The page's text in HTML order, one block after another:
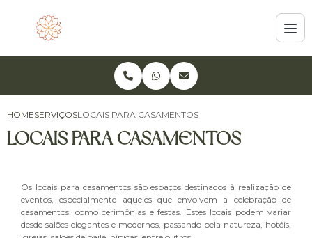
HOMESERVIÇOSLOCAIS PARA CASAMENTOS
LOCAIS PARA CASAMENTOS
Os locais para casamentos são espaços destinados à realização de
eventos, especialmente aqueles que envolvem a celebração de
casamentos, como cerimônias e festas. Estes locais podem variar
desde salões elegantes e modernos, passando pela natureza, hotéis,